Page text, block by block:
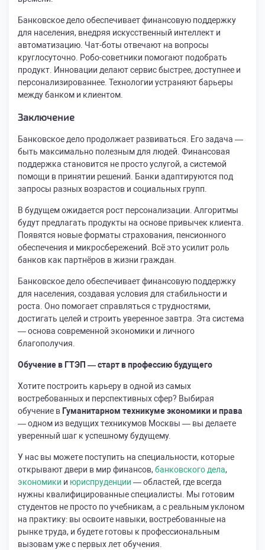
Банковское дело обеспечивает финансовую поддержку
для населения, внедряя искусственный интеллект и
автоматизацию. Чат-боты отвечают на вопросы
круглосуточно. Робо-советники помогают подобрать
продукт. Инновации делают сервис быстрее, доступнее и
персонализированнее. Технологии устраняют барьеры
между банком и клиентом.
Заключение
Банковское дело продолжает развиваться. Его задача —
быть максимально полезным для людей. Финансовая
поддержка становится не просто услугой, а системой
помощи в принятии решений. Банки адаптируются под
запросы разных возрастов и социальных групп.
В будущем ожидается рост персонализации. Алгоритмы
будут предлагать продукты на основе привычек клиента.
Появятся новые форматы страхования, пенсионного
обеспечения и микросбережений. Всё это усилит роль
банков как партнёров в жизни граждан.
Банковское дело обеспечивает финансовую поддержку
для населения, создавая условия для стабильности и
роста. Оно помогает справляться с трудностями,
достигать целей и строить уверенное завтра. Эта система
— основа современной экономики и личного
благополучия.
Обучение в ГТЭП — старт в профессию будущего
Хотите построить карьеру в одной из самых
востребованных и перспективных сфер? Выбирая
обучение в Гуманитарном техникуме экономики и права
— одном из ведущих техникумов Москвы — вы делаете
уверенный шаг к успешному будущему.
У нас вы можете поступить на специальности, которые
открывают двери в мир финансов, банковского дела,
экономики и юриспруденции — областей, где всегда
нужны квалифицированные специалисты. Мы готовим
студентов не просто по учебникам, а с реальным уклоном
на практику: вы освоите навыки, востребованные на
рынке труда, и будете готовы к профессиональным
вызовам уже с первых лет обучения.